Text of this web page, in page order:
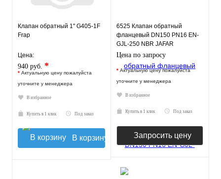
Клапан обратный 1" G405-1F
Frap
Цена:
940 руб. *
* Актуальную цену пожалуйста
уточните у менеджера
В избранное
Купить в 1 клик Под заказ
В корзину
6525 Клапан обратный
фланцевый DN150 PN16 EN-
GJL-250 NBR JAFAR
Цена по запросу
* Актуальную цену пожалуйста
уточните у менеджера
В избранное
Купить в 1 клик Под заказ
Запросить цену